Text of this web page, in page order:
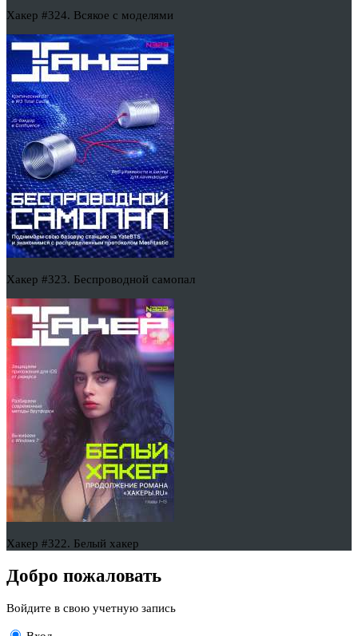
Хакер #324. Всякое с моделями
Хакер #323. Беспроводной самопал
Хакер #322. Белый хакер
Добро пожаловать
Войдите в свою учетную запись